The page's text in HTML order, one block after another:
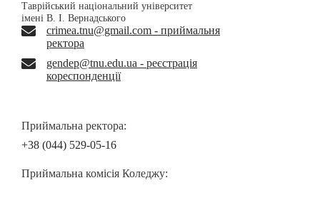
Таврійський національний університет
імені В. І. Вернадського
crimea.tnu@gmail.com - приймальня
ректора
gendep@tnu.edu.ua - реєстрація
кореспонденції
Приймальна ректора:
+38 (044) 529-05-16
Приймальна комісія Коледжу: